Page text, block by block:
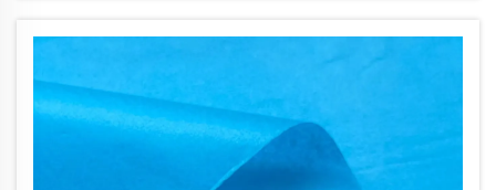
sensorials immersius...